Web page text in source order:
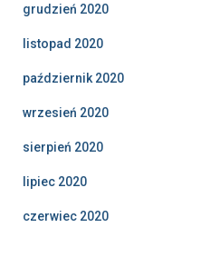
grudzień 2020
listopad 2020
październik 2020
wrzesień 2020
sierpień 2020
lipiec 2020
czerwiec 2020